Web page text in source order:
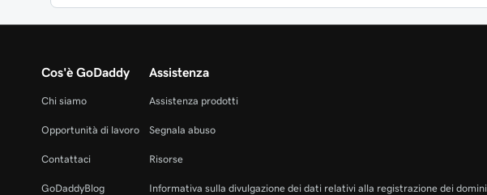
Cos'è GoDaddy
Chi siamo
Opportunità di lavoro
Contattaci
GoDaddyBlog
Assistenza
Assistenza prodotti
Segnala abuso
Risorse
Informativa sulla divulgazione dei dati relativi alla registrazione dei domini